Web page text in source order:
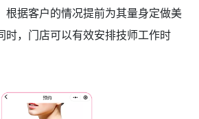
根据客户的情况提前为其量身定做美
时，门店可以有效安排技师工作时